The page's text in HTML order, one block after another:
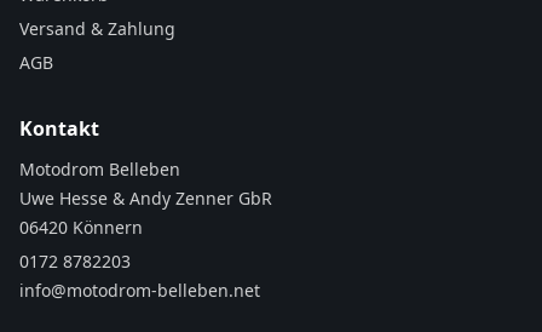
Versand & Zahlung
AGB
Kontakt
Motodrom Belleben
Uwe Hesse & Andy Zenner GbR
06420 Könnern
0172 8782203
info@motodrom-belleben.net